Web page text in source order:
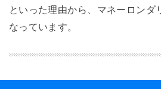
といった理由から、マネーロンダ
なっています。